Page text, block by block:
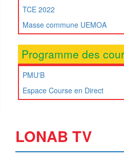
TCE 2022
Masse commune UEMOA
Programme des
PMU'B
Espace Course en Direct
LONAB TV